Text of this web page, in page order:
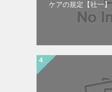
ケアの規定【社一】